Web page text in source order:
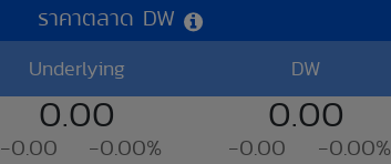
ราคาตลาด DW
Underlying DW
0.00
-0.00 -0.00%
0.00
-0.00
-0.00%